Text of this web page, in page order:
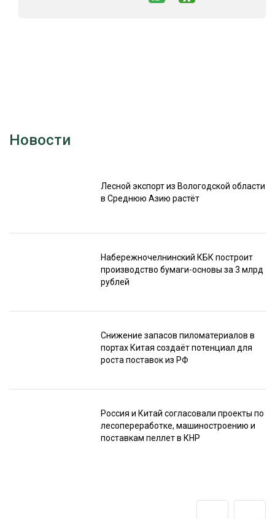
Новости
Лесной экспорт из Вологодской области
в Среднюю Азию растёт
Набережночелнинский КБК построит
производство бумаги-основы за 3 млрд
рублей
Снижение запасов пиломатериалов в
портах Китая создаёт потенциал для
роста поставок из РФ
Россия и Китай согласовали проекты по
лесопереработке, машиностроению и
поставкам пеллет в КНР